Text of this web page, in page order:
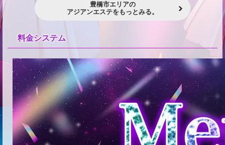
豊橋市エリアの
アジアンエステをもっとみる。
料金システム